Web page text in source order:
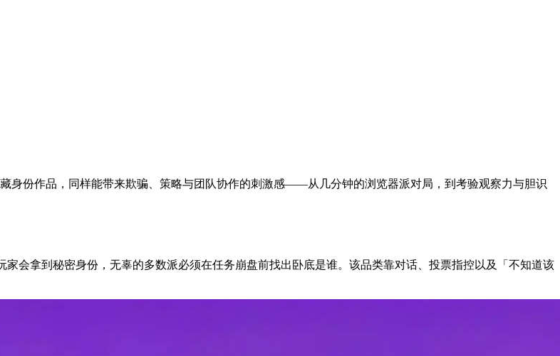
身份作品，同样能带来欺骗、策略与团队协作的刺激感——从几分钟的浏览器派对局，到考验观察力与胆识
会拿到秘密身份，无辜的多数派必须在任务崩盘前找出卧底是谁。该品类靠对话、投票指控以及「不知道该